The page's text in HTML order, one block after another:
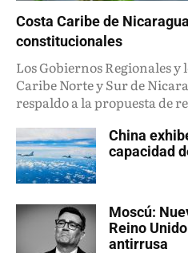
Costa Caribe de
constitucionales
Los Gobiernos Regionales y
Caribe Norte y Sur de
respaldo a la propuesta de
China
capacidad
Moscú:
Reino
antirrusa